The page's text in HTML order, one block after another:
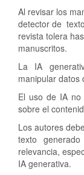
Al revisar los
detector de
revista tolera
manuscritos.
La IA
manipular datos
El uso de IA no
sobre el
Los autores
texto
relevancia,
IA generativa.